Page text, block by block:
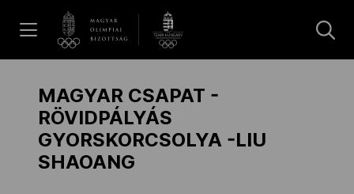
Hírek
Galéria
MAGYAR CSAPAT -
RÖVIDPÁLYÁS
GYORSKORCSOLYA -LIU
SHAOANG